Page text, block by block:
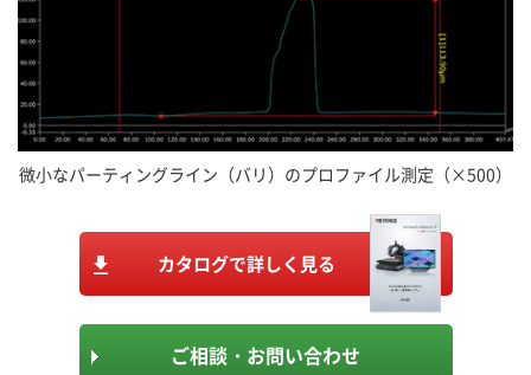
微小なパーティングライン（バリ）のプロファイル測定（×500）
カタログで詳しく見る
ご相談・お問い合わせ